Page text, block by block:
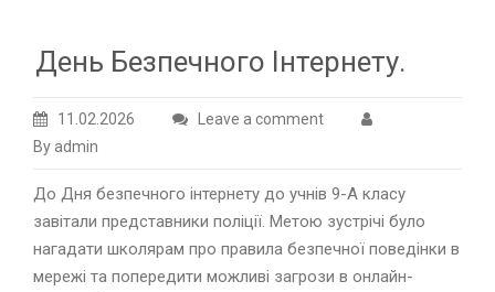
День Безпечного Інтернету.
11.02.2026
Leave a comment
By admin
До Дня безпечного інтернету до учнів 9-А класу
завітали представники поліції. Метою зустрічі було
нагадати школярам про правила безпечної поведінки в
мережі та попередити можливі загрози в онлайн-